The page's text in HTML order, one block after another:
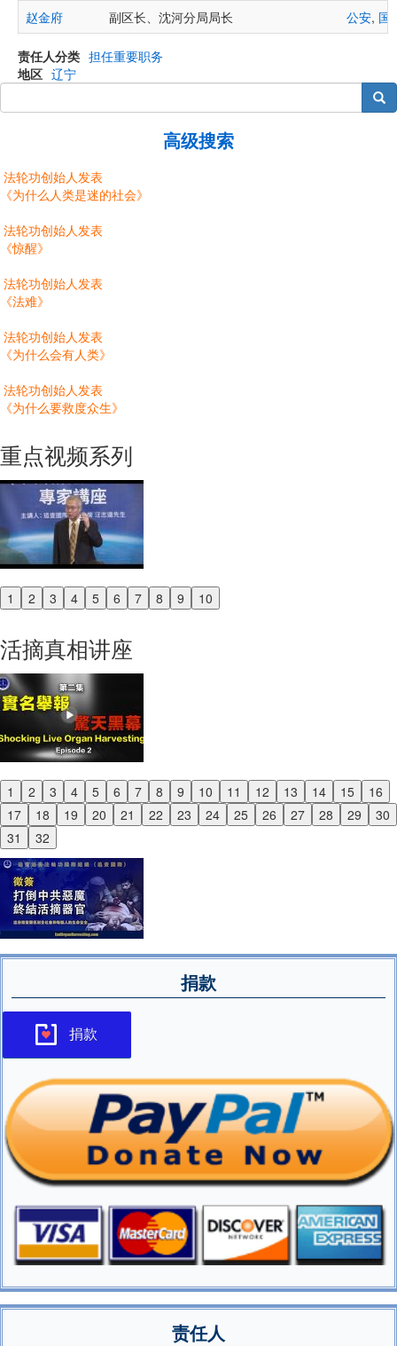
赵金府 副区长、沈河分局局长 公安, 国
责任人分类 担任重要职务
地区 辽宁
搜索
高级搜索
法轮功创始人发表
《为什么人类是迷的社会》
法轮功创始人发表
《惊醒》
法轮功创始人发表
《法难》
法轮功创始人发表
《为什么会有人类》
法轮功创始人发表
《为什么要救度众生》
重点视频系列
1 2 3 4 5 6 7 8 9 10
Previous
活摘真相讲座
1 2 3 4 5 6 7 8 9 10 11 12 13 14 15
16
17
18 19 20 21 22 23 24 25 26 27 28 29
30
31
32
Previous
Next
捐款
捐款
责任人